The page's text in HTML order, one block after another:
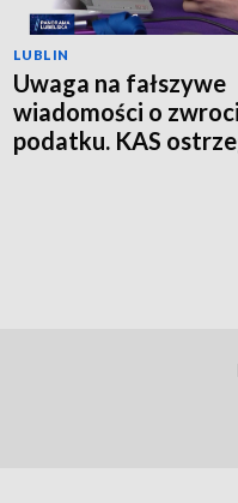
LUBLIN
Uwaga na fałszywe
wiadomości o
podatku. KAS